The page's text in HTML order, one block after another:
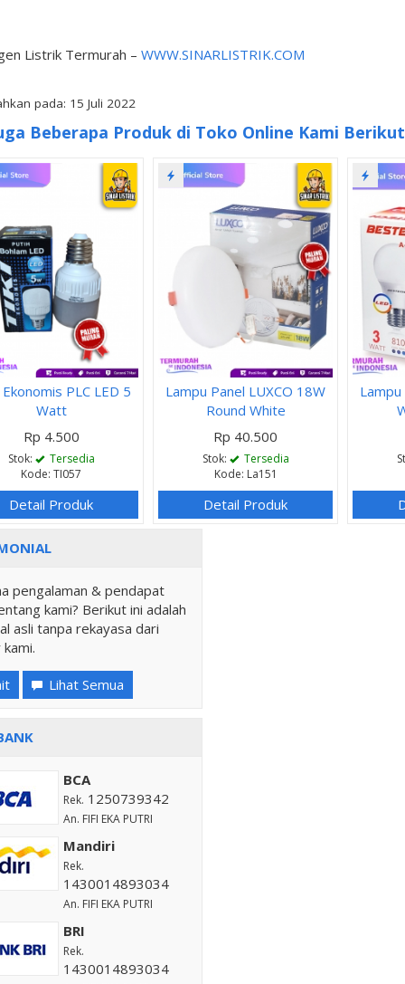
Listrik Termurah – WWW.SINARLISTRIK.COM
pada: 15 Juli 2022
Beberapa Produk di Toko Online Kami
PLC LED 5
Watt
Rp 4.500
Stok:
Tersedia
Kode: TI057
Detail Produk
Lampu Panel LUXCO 18W
Round White
Rp 40.500
Stok:
Tersedia
Kode: La151
Detail Produk
pengalaman & pendapat
kami? Berikut ini adalah
asli tanpa rekayasa dari
Lihat Semua
BCA
Rek. 1250739342
An. FIFI EKA PUTRI
Mandiri
Rek.
1430014893034
An. FIFI EKA PUTRI
BRI
Rek.
1430014893034